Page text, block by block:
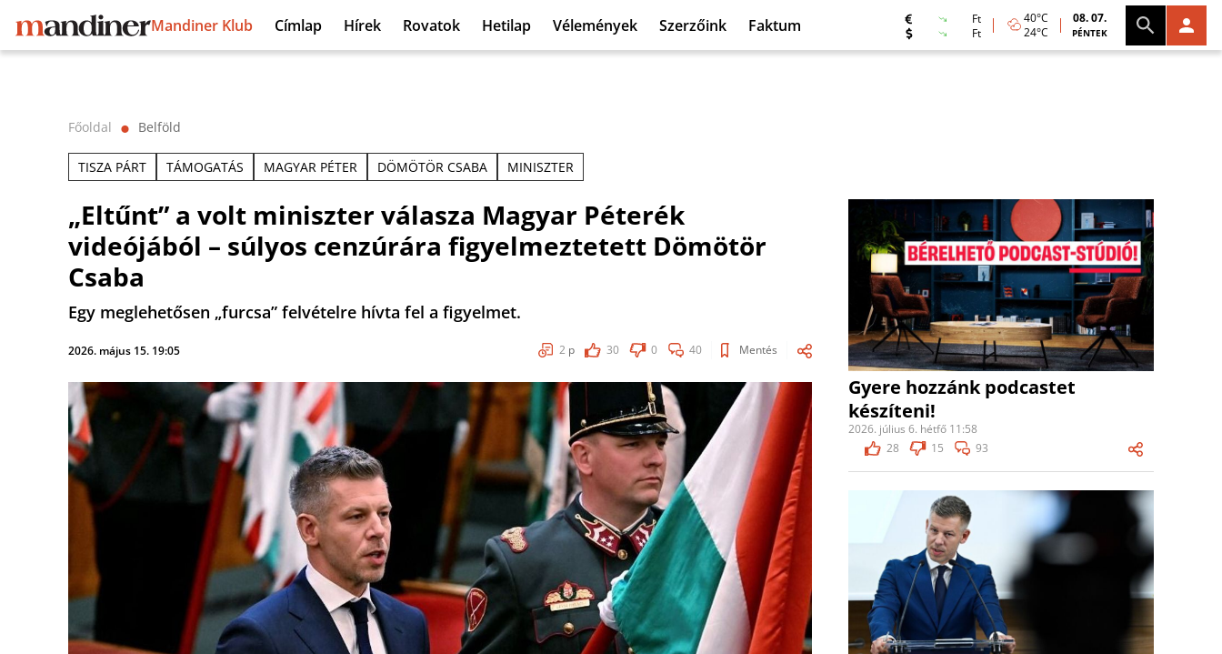
Mandiner Klub Címlap Hírek Rovatok Hetilap Vélemények Szerzőink Faktum
Ft
Ft
40°C
24°C
08. 07.
PÉNTEK
Főoldal ⬤ Belföld
TISZA PÁRT TÁMOGATÁS MAGYAR PÉTER DÖMÖTÖR CSABA MINISZTER
„Eltűnt” a volt miniszter válasza Magyar Péterék
videójából – súlyos cenzúrára figyelmeztetett Dömötör
Csaba
Egy meglehetősen „furcsa” felvételre hívta fel a figyelmet.
2026. május 15. 19:05 2 p 30 0 40 Mentés
Gyere hozzánk podcastet
készíteni!
2026. július 6. hétfő 11:58
28
15 93